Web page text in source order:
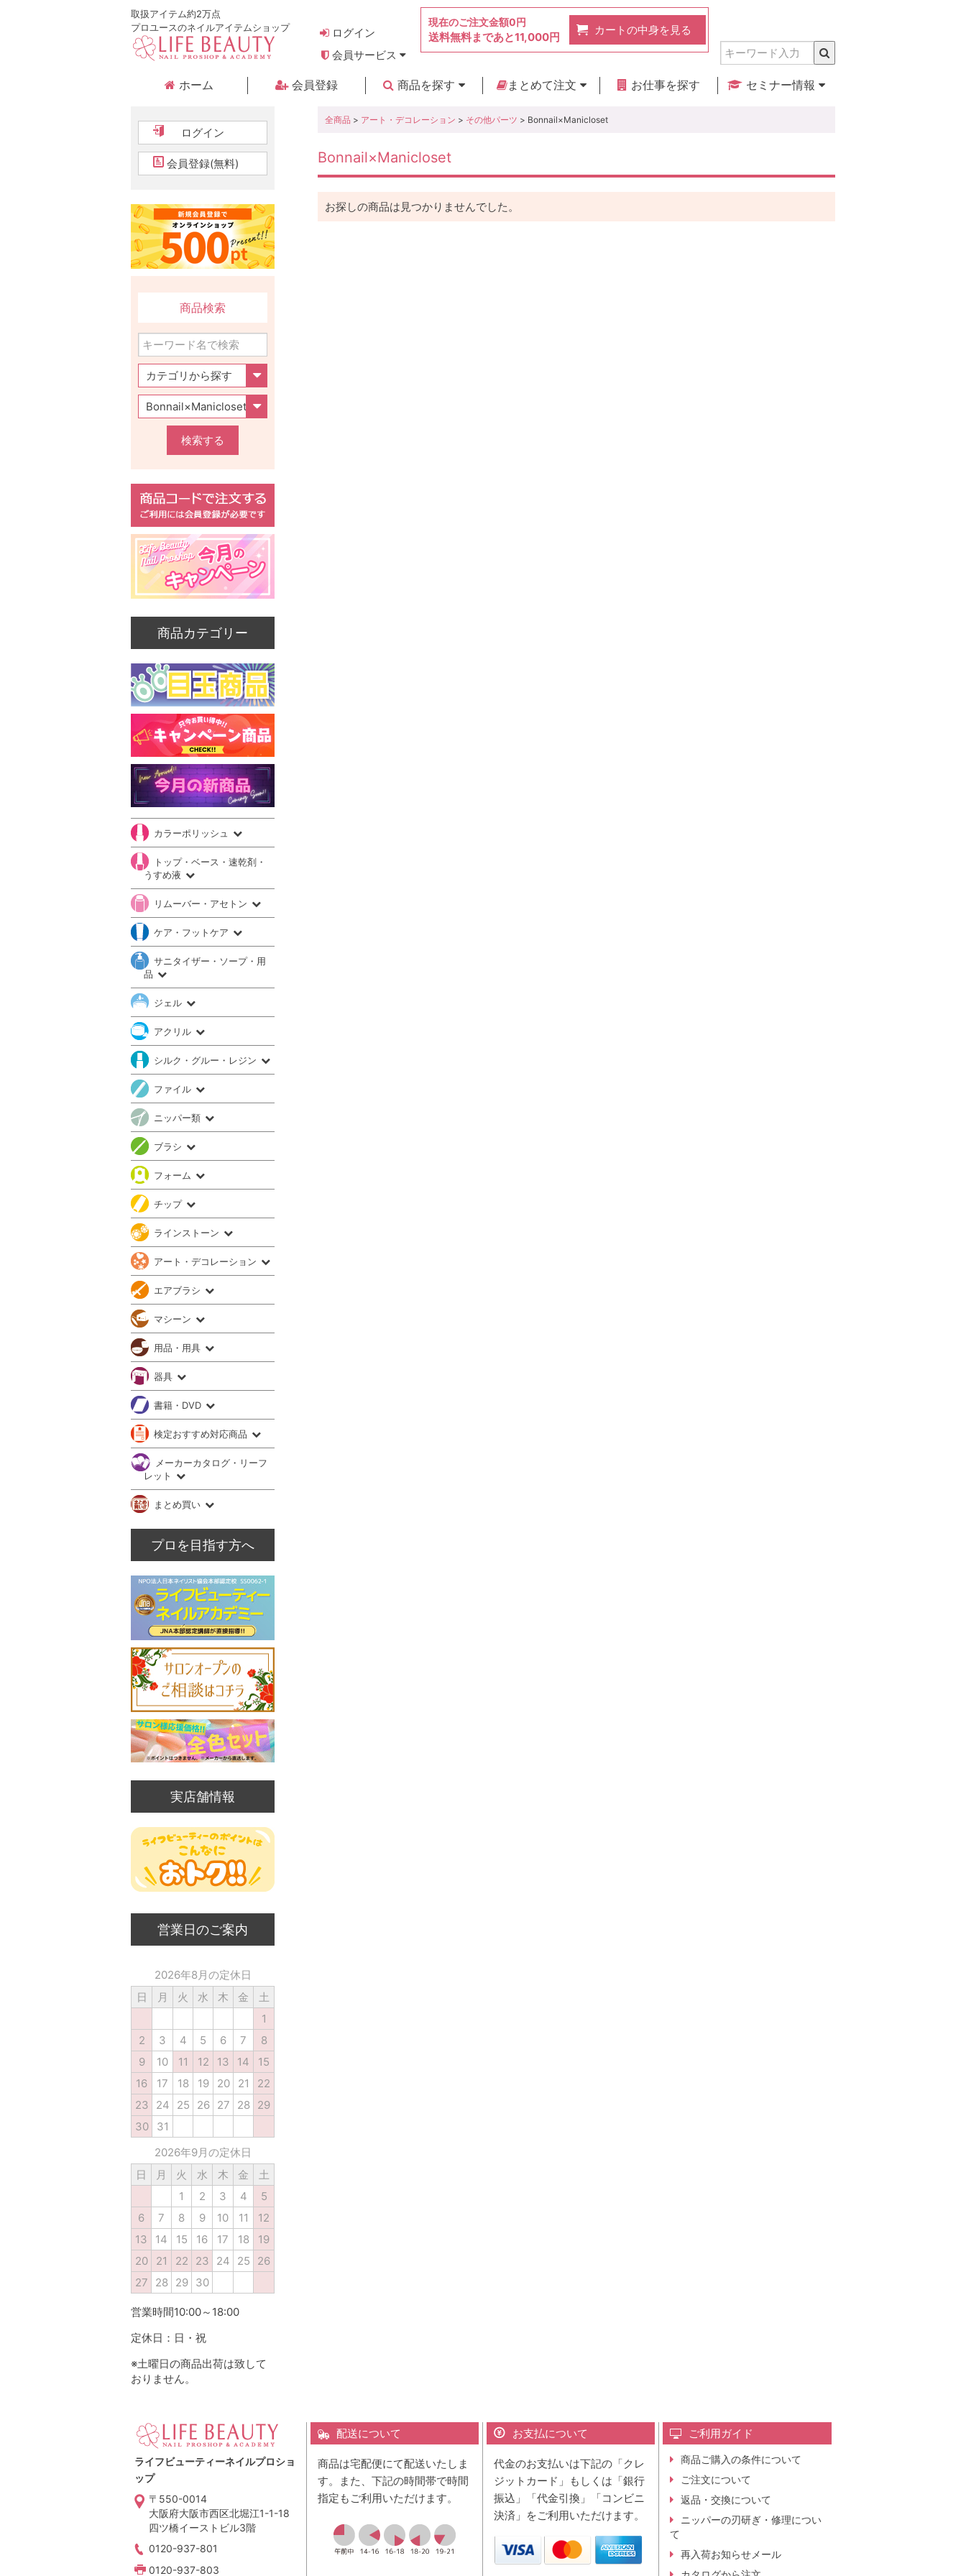
取扱アイテム約2万点
プロユースのネイルアイテムショップ
ログイン
会員サービス
現在のご注文金額0円
送料無料まであと11,000円
カートの中身を見る
ホーム 会員登録
商品を探す
まとめて注文
お仕事を探す
セミナー情報
全商品 > アート・デコレーション > その他パーツ > Bonnail×Manicloset
Bonnail×Manicloset
お探しの商品は見つかりませんでした。
ログイン
会員登録(無料)
商品検索
検索する
商品カテゴリー
カラーポリッシュ
トップ・ベース・速乾剤・
うすめ液
リムーバー・アセトン
ケア・フットケア
サニタイザー・ソープ・用
品
ジェル
アクリル
シルク・グルー・レジン
ファイル
ニッパー類
ブラシ
フォーム
チップ
ラインストーン
アート・デコレーション
エアブラシ
マシーン
用品・用具
器具
書籍・DVD
検定おすすめ対応商品
メーカーカタログ・リーフ
レット
まとめ買い
プロを目指す方へ
実店舗情報
営業日のご案内
2026年8月の定休日
日
月 火 水 木 金
土
1
2
3 4 5 6 7
8
9
10 11 12 13 14
15
16
17 18 19 20 21
22
23
24 25 26 27 28
29
30
31
2026年9月の定休日
日
月 火 水 木 金
土
1
2 3 4
5
6
7 8 9 10 11
12
13
14 15 16 17 18
19
20
21 22 23 24 25
26
27
28 29 30
営業時間10:00～18:00
定休日：日・祝
※土曜日の商品出荷は致して
おりません。
ライフビューティーネイルプロショ
ップ
〒550-0014
大阪府大阪市西区北堀江1-1-18
四ツ橋イーストビル3階
0120-937-801
0120-937-803
配送について
商品は宅配便にて配送いたしま
す。また、下記の時間帯で時間
指定もご利用いただけます。
お支払について
代金のお支払いは下記の「クレ
ジットカード」もしくは「銀行
振込」「代金引換」「コンビニ
決済」をご利用いただけます。
ご利用ガイド
商品ご購入の条件について
ご注文について
返品・交換について
ニッパーの刃研ぎ・修理につい
て
再入荷お知らせメール